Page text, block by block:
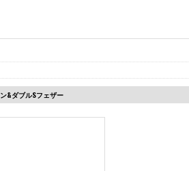
&ダブルSフェザー